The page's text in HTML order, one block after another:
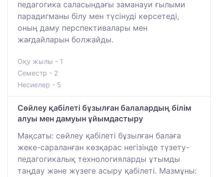
педагогика саласындағы заманауи ғылыми
парадигманы білу мен түсінуді көрсетеді,
оның даму перспективалары мен
жағдайларын болжайды.
Оқу жылы - 1
Семестр - 2
Несиелер - 5
Сөйлеу қабілеті бұзылған балалардың білім
алуы мен дамуын ұйымдастыру
Мақсаты: сөйлеу қабілеті бұзылған балаға
жеке-сараланған көзқарас негізінде түзету-
педагогикалық технологияларды ұтымды
таңдау және жүзеге асыру қабілеті. Мазмұны: